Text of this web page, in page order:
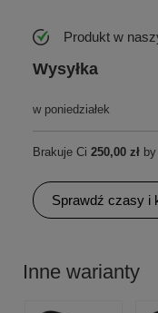
Produkt w
Wysyłka
w poniedziałek
Brakuje Ci 250,00 zł
Sprawdź czasy i
Inne warianty